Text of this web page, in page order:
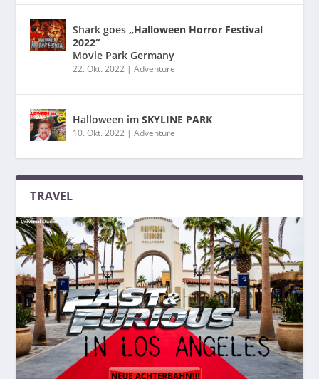
Shark goes„Halloween Horror Festival
2022“
Movie Park Germany
22. Okt. 2022 |Adventure
Halloween imSKYLINE PARK
10. Okt. 2022 |Adventure
TRAVEL